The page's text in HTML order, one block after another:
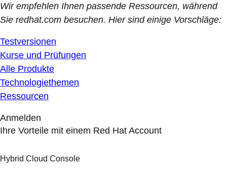
Wir empfehlen Ihnen passende Ressourcen, während
Sie redhat.com besuchen. Hier sind einige Vorschläge:
Testversionen
Kurse und Prüfungen
Alle Produkte
Technologiethemen
Ressourcen
Anmelden
Ihre Vorteile mit einem Red Hat Account
Hybrid Cloud Console